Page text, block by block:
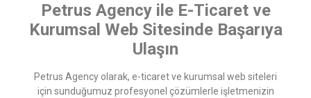
Petrus Agency ile E-Ticaret ve
Kurumsal Web Sitesinde Başarıya
Ulaşın
Petrus Agency olarak, e-ticaret ve kurumsal web siteleri
için sunduğumuz profesyonel çözümlerle işletmenizin